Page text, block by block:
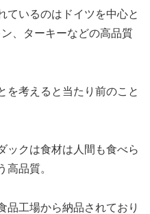
ているのはドイツを中心と
、ターキーなどの高品質
を考えると当たり前のこと
ックは食材は人間も食べら
高品質。
工場から納品されており